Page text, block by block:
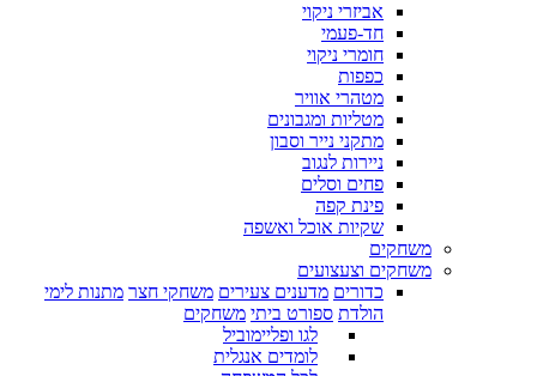
אביזרי ניקוי
חד-פעמי
חומרי ניקוי
כפפות
מטהרי אוויר
מטליות ומגבונים
מתקני נייר וסבון
ניירות לנגוב
פחים וסלים
פינת קפה
שקיות אוכל ואשפה
משחקים
משחקים וצעצועים
כדורים מדענים צעירים משחקי חצר מתנות לימי
הולדת ספורט ביתי משחקים
לגו ופליימוביל
לומדים אנגלית